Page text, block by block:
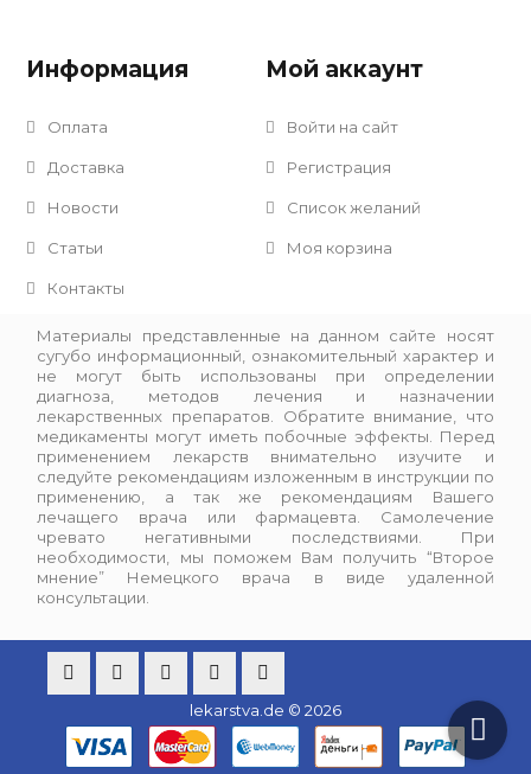
Информация
Оплата
Доставка
Новости
Статьи
Контакты
Мой аккаунт
Войти на сайт
Регистрация
Список желаний
Моя корзина
Материалы представленные на данном сайте носят
сугубо информационный, ознакомительный характер и
не могут быть использованы при определении
диагноза, методов лечения и назначении
лекарственных препаратов. Обратите внимание, что
медикаменты могут иметь побочные эффекты. Перед
применением лекарств внимательно изучите и
следуйте рекомендациям изложенным в инструкции по
применению, а так же рекомендациям Вашего
лечащего врача или фармацевта. Самолечение
чревато негативными последствиями. При
необходимости, мы поможем Вам получить “Второе
мнение” Немецкого врача в виде удаленной
консультации.
lekarstva.de © 2026